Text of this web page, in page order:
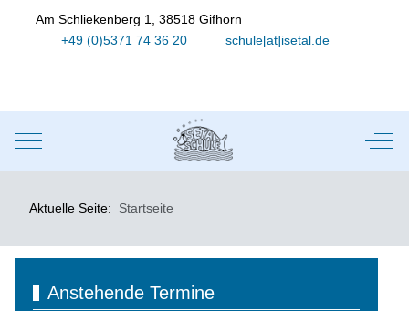
Am Schliekenberg 1, 38518 Gifhorn
+49 (0)5371 74 36 20
schule[at]isetal.de
Mobile Menu Toggle Off-
Aktuelle Seite: Startseite
Anstehende Termine